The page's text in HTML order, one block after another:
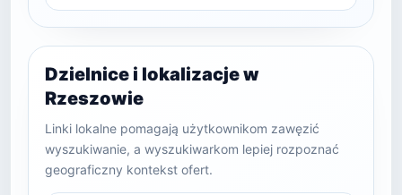
Dzielnice i lokalizacje w
Rzeszowie
Linki lokalne pomagają użytkownikom zawęzić
wyszukiwanie, a wyszukiwarkom lepiej rozpoznać
geograficzny kontekst ofert.